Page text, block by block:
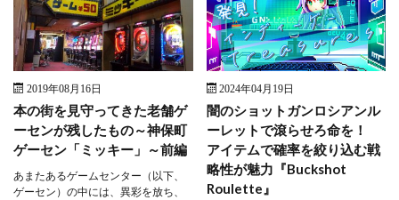
2019年08月16日
本の街を見守ってきた老舗ゲ
ーセンが残したもの～神保町
ゲーセン「ミッキー」～前編
あまたあるゲームセンター（以下、
ゲーセン）の中には、異彩を放ち、
2024年04月19日
闇のショットガンロシアンル
ーレットで滾らせろ命を！
アイテムで確率を絞り込む戦
略性が魅力『Buckshot
Roulette』